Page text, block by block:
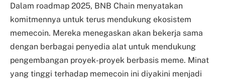
Dalam roadmap 2025, BNB Chain menyatakan
komitmennya untuk terus mendukung ekosistem
memecoin. Mereka menegaskan akan bekerja sama
dengan berbagai penyedia alat untuk mendukung
pengembangan proyek-proyek berbasis meme. Minat
yang tinggi terhadap memecoin ini diyakini menjadi